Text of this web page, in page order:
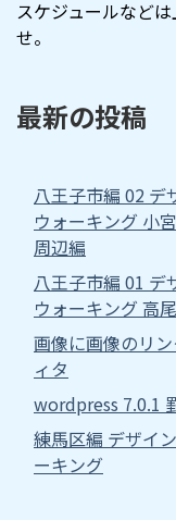
スケジュールなど
せ。
最新の投稿
八王子市編 02 デ
ウォーキング 小
周辺編
八王子市編 01 デ
ウォーキング 高
画像に画像のリ
ィタ
wordpress 7.0.1
練馬区編 デザイ
ーキング